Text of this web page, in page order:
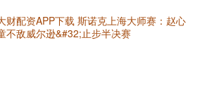
财配资APP下载 斯诺克上海大师赛：赵心
不敌威尔逊&#32;止步半决赛